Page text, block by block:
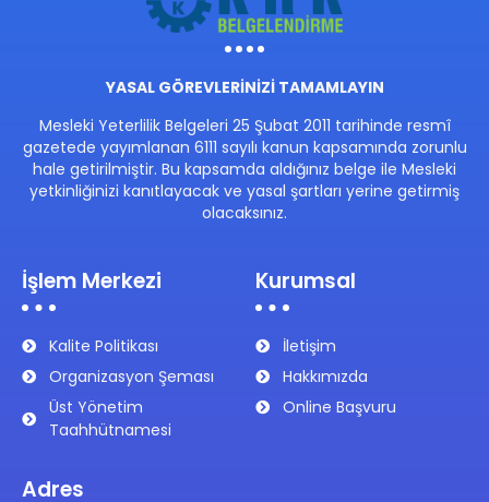
YASAL GÖREVLERİNİZİ TAMAMLAYIN
Mesleki Yeterlilik Belgeleri 25 Şubat 2011 tarihinde resmî
gazetede yayımlanan 6111 sayılı kanun kapsamında zorunlu
hale getirilmiştir. Bu kapsamda aldığınız belge ile Mesleki
yetkinliğinizi kanıtlayacak ve yasal şartları yerine getirmiş
olacaksınız.
İşlem Merkezi
Kalite Politikası
Organizasyon Şeması
Üst Yönetim
Taahhütnamesi
Kurumsal
İletişim
Hakkımızda
Online Başvuru
Adres